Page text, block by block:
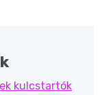
barna
kulcstartók